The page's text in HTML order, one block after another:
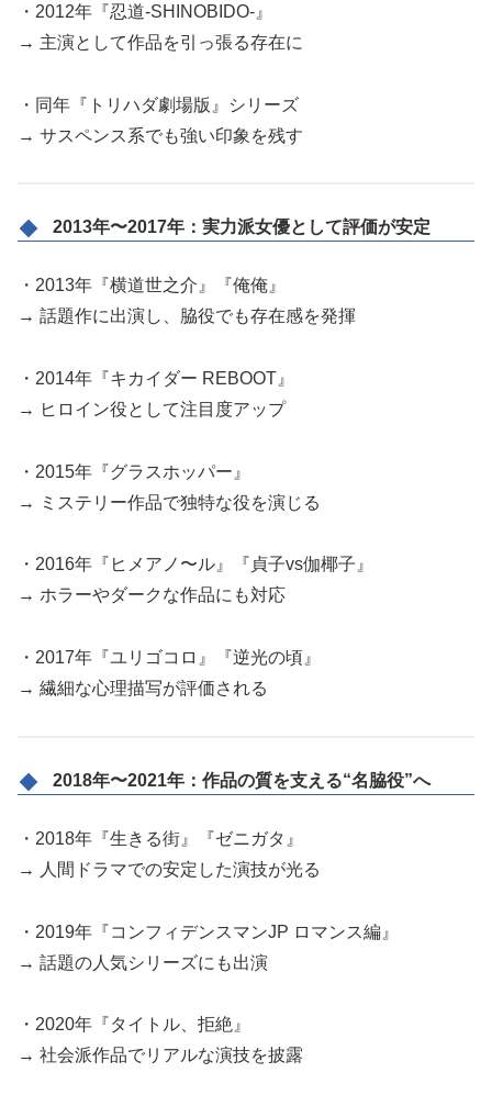
・2012年『忍道-SHINOBIDO-』
→ 主演として作品を引っ張る存在に
・同年『トリハダ劇場版』シリーズ
→ サスペンス系でも強い印象を残す
2013年〜2017年：実力派女優として評価が安定
・2013年『横道世之介』『俺俺』
→ 話題作に出演し、脇役でも存在感を発揮
・2014年『キカイダー REBOOT』
→ ヒロイン役として注目度アップ
・2015年『グラスホッパー』
→ ミステリー作品で独特な役を演じる
・2016年『ヒメアノ〜ル』『貞子vs伽椰子』
→ ホラーやダークな作品にも対応
・2017年『ユリゴコロ』『逆光の頃』
→ 繊細な心理描写が評価される
2018年〜2021年：作品の質を支える“名脇役”へ
・2018年『生きる街』『ゼニガタ』
→ 人間ドラマでの安定した演技が光る
・2019年『コンフィデンスマンJP ロマンス編』
→ 話題の人気シリーズにも出演
・2020年『タイトル、拒絶』
→ 社会派作品でリアルな演技を披露